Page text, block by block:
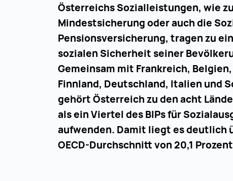
Österreichs Sozialleistungen, wie
Mindestsicherung oder auch die
Pensionsversicherung, tragen zu
sozialen Sicherheit seiner
Gemeinsam mit Frankreich,
Finnland, Deutschland, Italien und
gehört Österreich zu den acht
als ein Viertel des BIPs für
aufwenden. Damit liegt es deutlich
OECD-Durchschnitt von 20,1